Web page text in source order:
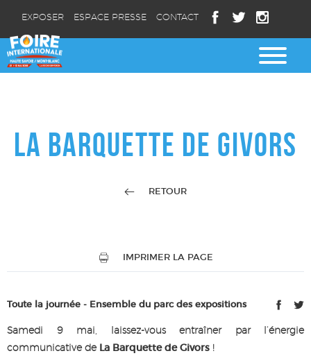
EXPOSER ESPACE PRESSE CONTACT
LA BARQUETTE DE GIVORS
RETOUR
IMPRIMER LA PAGE
Toute la journée - Ensemble du parc des expositions
Samedi 9 mai, laissez-vous entraîner par l’énergie
communicative de La Barquette de Givors !